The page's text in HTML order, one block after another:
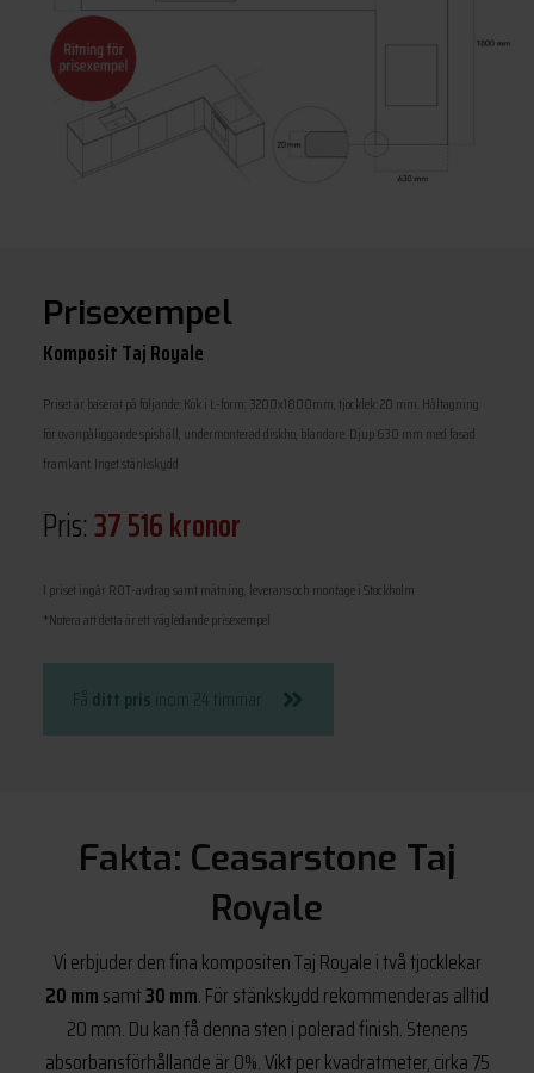
Prisexempel
Komposit Taj Royale
Priset är baserat på följande: Kök i L-form: 3200x1800mm, tjocklek: 20 mm. Håltagning
för ovanpåliggande spishäll, undermonterad diskho, blandare. Djup 630 mm med fasad
framkant. Inget stänkskydd
Pris:37 516 kronor
I priset ingår ROT-avdrag samt mätning, leverans och montage i Stockholm
*Notera att detta är ett vägledande prisexempel
Få ditt pris inom 24 timmar
Fakta: Ceasarstone Taj
Royale
Vi erbjuder den fina kompositen Taj Royale i två tjocklekar
20 mmsamt30 mm. För stänkskydd rekommenderas alltid
20 mm. Du kan få denna sten i polerad finish. Stenens
absorbansförhållande är 0%. Vikt per kvadratmeter, cirka 75